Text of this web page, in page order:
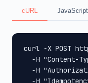
cURL JavaScript
curl -X POST
-H "Content-
-H
-H